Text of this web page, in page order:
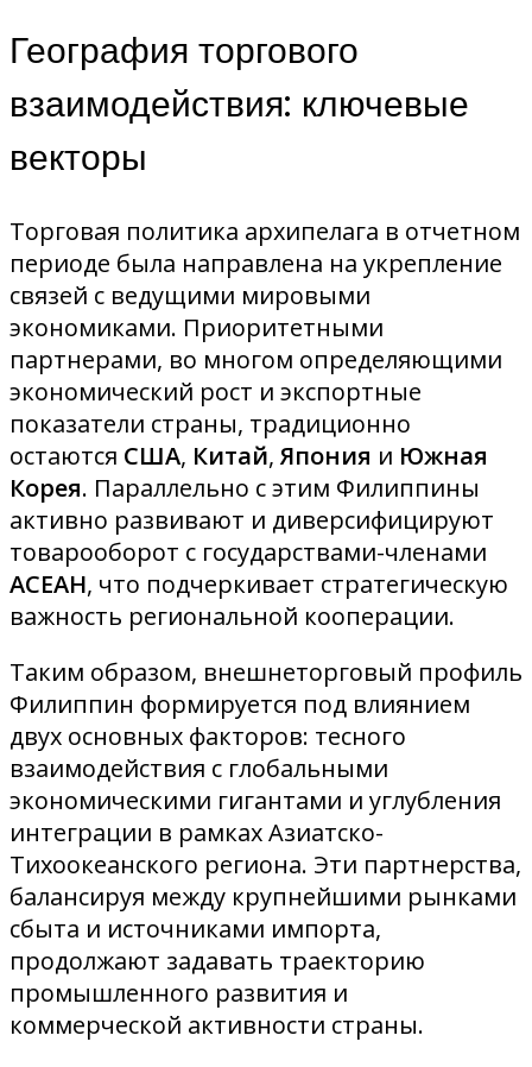
География торгового
взаимодействия: ключевые
векторы
Торговая политика архипелага в отчетном
периоде была направлена на укрепление
связей с ведущими мировыми
экономиками. Приоритетными
партнерами, во многом определяющими
экономический рост и экспортные
показатели страны, традиционно
остаются США, Китай, Япония и Южная
Корея. Параллельно с этим Филиппины
активно развивают и диверсифицируют
товарооборот с государствами-членами
АСЕАН, что подчеркивает стратегическую
важность региональной кооперации.
Таким образом, внешнеторговый профиль
Филиппин формируется под влиянием
двух основных факторов: тесного
взаимодействия с глобальными
экономическими гигантами и углубления
интеграции в рамках Азиатско-
Тихоокеанского региона. Эти партнерства,
балансируя между крупнейшими рынками
сбыта и источниками импорта,
продолжают задавать траекторию
промышленного развития и
коммерческой активности страны.